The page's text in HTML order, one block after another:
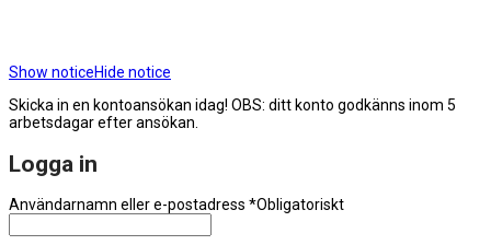
Show noticeHide notice
Skicka in en kontoansökan idag! OBS: ditt konto godkänns inom 5
arbetsdagar efter ansökan.
Logga in
Användarnamn eller e-postadress *Obligatoriskt